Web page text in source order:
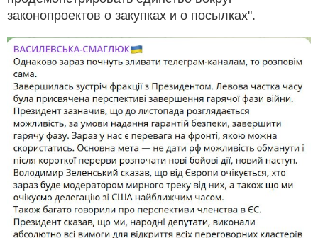
законопроектов о закупках и о посылках".